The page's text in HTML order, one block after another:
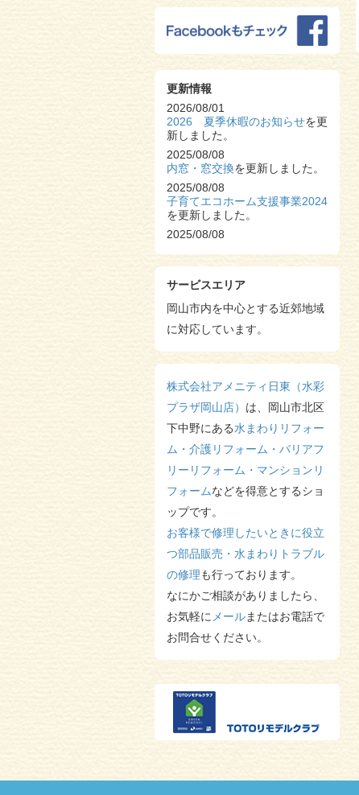
更新情報
2026/08/01
2026 夏季休暇のお知らせを更
新しました。
2025/08/08
内窓・窓交換を更新しました。
2025/08/08
子育てエコホーム支援事業2024
を更新しました。
2025/08/08
2025/08/08
S様邸 システムキッチン改修工
事を更新しました。
2025/08/06
しました。
TOTOのトイレ革命 を更新しま
した。
2024/12/23
年末年始休業のお知らせ を更新
しました。
2023/12/19
しました。
2023/08/03
夏季休暇のお知らせ を更新しま
した。
2023/05/16
風呂フタを更新しました。
2023/05/13
TOTO国内住設設備機器のメー
カー小売価格改定 を更新しまし
た。
を更新しました。
2023/05/13
N様邸 浴室改修
た。
国土交通省「こどもエコすまい
支援事業」ご案内
を更新しまし
サービスエリア
岡山市内を中心とする近郊地域
に対応しています。
株式会社アメニティ日東（水彩
プラザ岡山店） は、岡山市北区
下中野にある水まわりリフォー
ム・介護リフォーム・バリアフ
リーリフォーム・マンションリ
フォームなどを得意とするショ
ップです。
お客様で修理したいときに役立
つ部品販売・水まわりトラブル
の修理も行っております。
なにかご相談がありましたら、
お気軽にメールまたはお電話で
お問合せください。